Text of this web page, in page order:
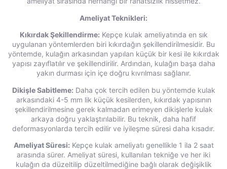
Ameliyat Teknikleri:
Kıkırdak Şekillendirme: Kepçe kulak ameliyatında en sık
uygulanan yöntemlerden biri kıkırdağın şekillendirilmesidir. Bu
yöntemde, kulağın arkasından yapılan küçük bir kesi ile kıkırdak
yapısı zayıflatılır ve şekillendirilir. Ardından, kulağın başa daha
yakın durması için içe doğru kıvrılması sağlanır.
Dikişle Sabitleme: Daha çok tercih edilen bu yöntemde kulak
arkasındaki 4-5 mm lik küçük kesilerden, kıkırdak yapısının
şekillendirilmesine gerek kalmadan erimeyen dikişlerle kulak
arkaya doğru yaklaştırılabilir. Bu teknik, daha hafif
deformasyonlarda tercih edilir ve iyileşme süresi daha kısadır.
Ameliyat Süresi: Kepçe kulak ameliyatı genellikle 1 ila 2 saat
arasında sürer. Ameliyat süresi, kullanılan tekniğe ve her iki
kulağın da düzeltilip düzeltilmediğine bağlı olarak değişiklik